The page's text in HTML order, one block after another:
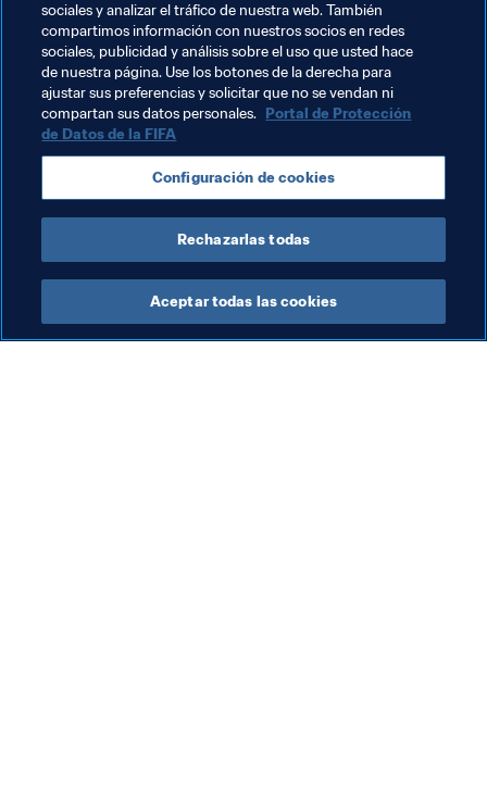
Durante tu estadía debes visitar la estación de tren, el
puerto (donde verás los atardeceres más bellos de la
ciudad), la torre Akhun, el Museo de Arte de Sochi, el
arboreto con 1.500 especies de plantas exóticas, el
acuario y el Riviera Park.
Por último, el verano en Sochi es una fiesta sin fin, por lo
que no te faltarán opciones para disfrutar de la vida
nocturna de la ciudad.
sociales y analizar el tráfico de nuestra web. También
compartimos información con nuestros socios en redes
sociales, publicidad y análisis sobre el uso que usted hace
de nuestra página. Use los botones de la derecha para
ajustar sus preferencias y solicitar que no se vendan ni
compartan sus datos personales. Portal de Protección
de Datos de la FIFA
Configuración de cookies
Rechazarlas todas
Aceptar todas las cookies